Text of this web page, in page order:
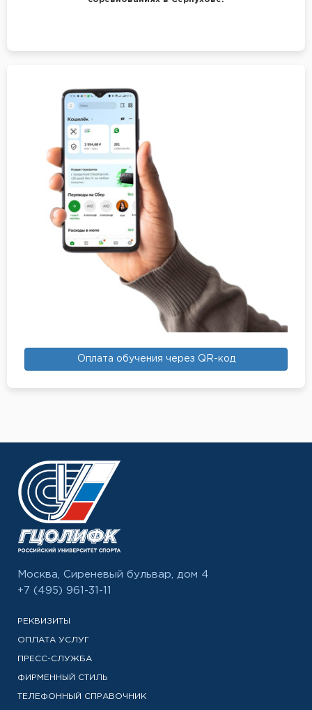
Оплата обучения через QR-код
Москва, Сиреневый бульвар, дом 4
+7 (495) 961-31-11
РЕКВИЗИТЫ
ОПЛАТА УСЛУГ
ПРЕСС-СЛУЖБА
ФИРМЕННЫЙ СТИЛЬ
ТЕЛЕФОННЫЙ СПРАВОЧНИК